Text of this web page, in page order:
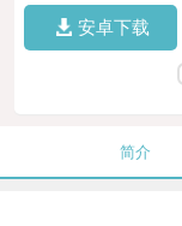
安卓下载
简介